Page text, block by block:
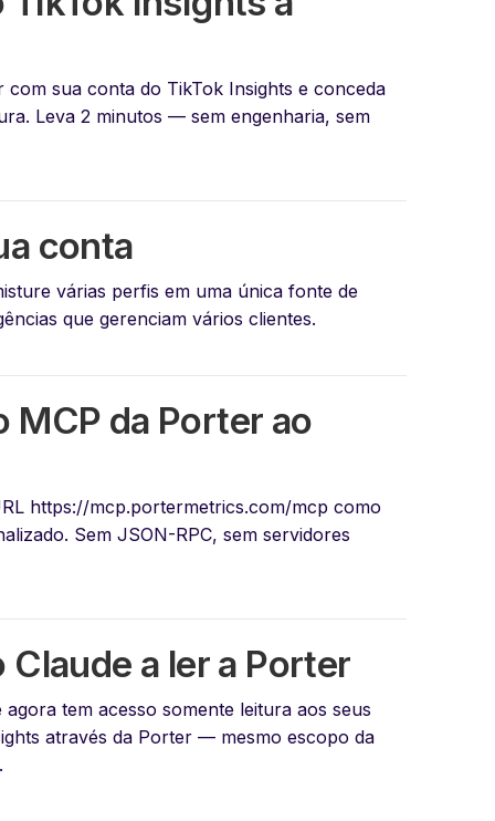
com sua conta do TikTok Insights e conceda
Leva 2 minutos — sem engenharia, sem
conta
várias perfis em uma única fonte de
que gerenciam vários clientes.
MCP da Porter ao
https://mcp.portermetrics.com/mcp como
Sem JSON-RPC, sem servidores
a ler a Porter
agora tem acesso somente leitura aos seus
através da Porter — mesmo escopo da